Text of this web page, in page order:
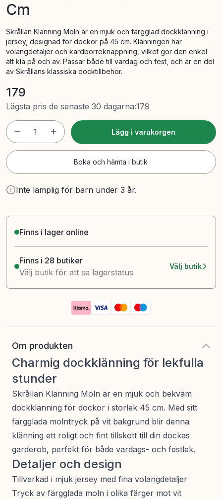
Cm
Skrållan Klänning Moln är en mjuk och färgglad dockklänning i
jersey, designad för dockor på 45 cm. Klänningen har
volangdetaljer och kardborreknäppning, vilket gör den enkel
att klä på och av. Passar både till vardag och fest, och är en del
av Skrållans klassiska docktillbehör.
179
Lägsta pris de senaste 30 dagarna:179
1 Lägg i varukorgen
Boka och hämta i butik
Inte lämplig för barn under 3 år.
Finns i lager online
Finns i 28 butiker
Välj butik för att se lagerstatus
Välj butik
Om produkten
Charmig dockklänning för lekfulla
stunder
Skrållan Klänning Moln är en mjuk och bekväm
dockklänning för dockor i storlek 45 cm. Med sitt
färgglada molntryck på vit bakgrund blir denna
klänning ett roligt och fint tillskott till din dockas
garderob, perfekt för både vardags- och festlek.
Detaljer och design
Tillverkad i mjuk jersey med fina volangdetaljer
Tryck av färgglada moln i olika färger mot vit